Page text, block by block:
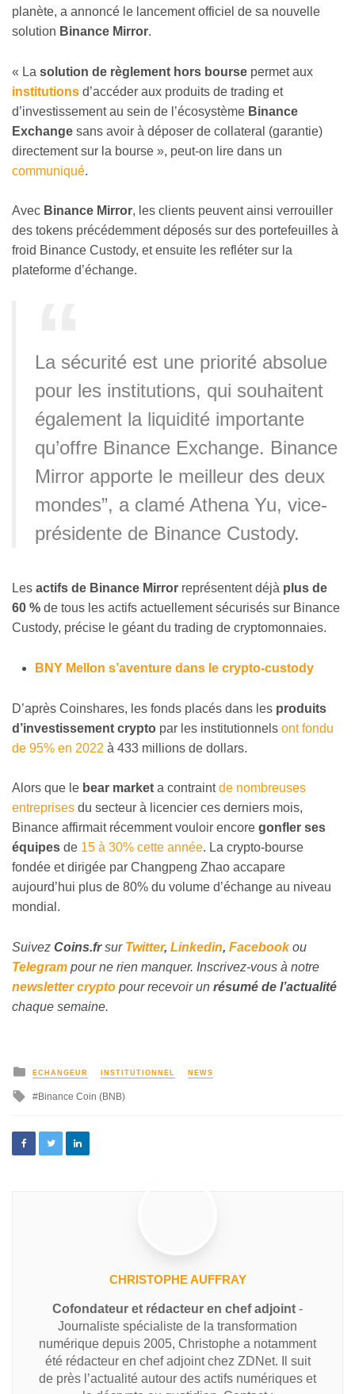
planète, a annoncé le lancement officiel de sa nouvelle
solution Binance Mirror.
« La solution de règlement hors bourse permet aux
institutions d’accéder aux produits de trading et
d’investissement au sein de l’écosystème Binance
Exchange sans avoir à déposer de collateral (garantie)
directement sur la bourse », peut-on lire dans un
communiqué.
Avec Binance Mirror, les clients peuvent ainsi verrouiller
des tokens précédemment déposés sur des portefeuilles à
froid Binance Custody, et ensuite les refléter sur la
plateforme d’échange.
La sécurité est une priorité absolue
pour les institutions, qui souhaitent
également la liquidité importante
qu’offre Binance Exchange. Binance
Mirror apporte le meilleur des deux
mondes”, a clamé Athena Yu, vice-
présidente de Binance Custody.
Les actifs de Binance Mirror représentent déjà plus de
60 % de tous les actifs actuellement sécurisés sur Binance
Custody, précise le géant du trading de cryptomonnaies.
BNY Mellon s’aventure dans le crypto-custody
D’après Coinshares, les fonds placés dans les produits
d’investissement crypto par les institutionnels ont fondu
de 95% en 2022 à 433 millions de dollars.
Alors que le bear market a contraintde nombreuses
entreprises du secteur à licencier ces derniers mois,
Binance affirmait récemment vouloir encore gonfler ses
équipes de 15 à 30% cette année. La crypto-bourse
fondée et dirigée par Changpeng Zhao accapare
aujourd’hui plus de 80% du volume d’échange au niveau
mondial.
Suivez Coins.frsur Twitter, Linkedin, Facebookou
Telegram pour ne rien manquer. Inscrivez-vous à notre
newsletter crypto pour recevoir un résumé de l’actualité
chaque semaine.
ECHANGEUR INSTITUTIONNEL NEWS
Binance Coin (BNB)
CHRISTOPHE AUFFRAY
Cofondateur et rédacteur en chef adjoint -
Journaliste spécialiste de la transformation
numérique depuis 2005, Christophe a notamment
été rédacteur en chef adjoint chez ZDNet. Il suit
de près l’actualité autour des actifs numériques et